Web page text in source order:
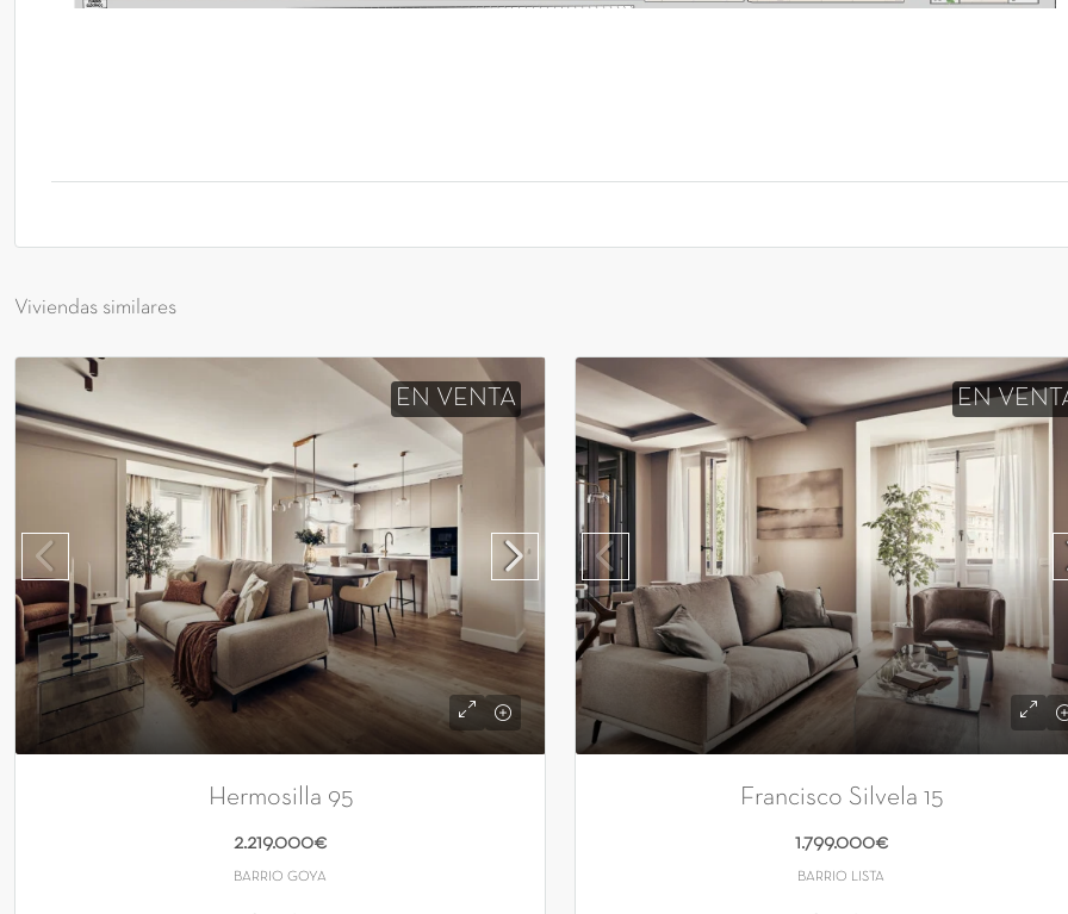
Viviendas similares
EN VENTA
Hermosilla 95
2.219.000€
BARRIO GOYA
EN
Francisco Silvela 15
1.799.000€
BARRIO LISTA